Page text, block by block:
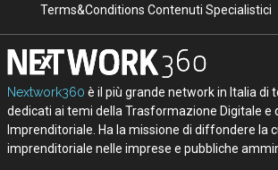
Terms&Conditions Contenuti Specialistici
Nextwork360 è il più grande network in Italia di
dedicati ai temi della Trasformazione Digitale e
Imprenditoriale. Ha la missione di diffondere la
imprenditoriale nelle imprese e pubbliche